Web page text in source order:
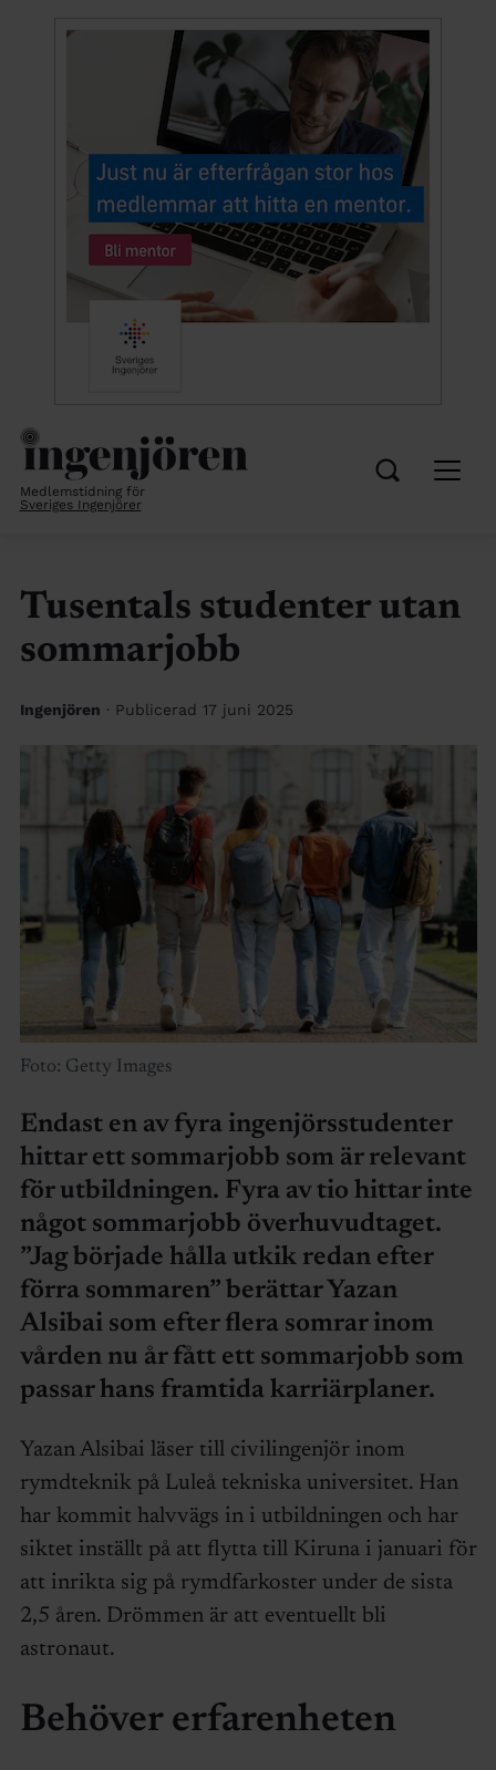
Medlemstidning för
Sveriges Ingenjörer
Tusentals studenter utan
sommarjobb
Ingenjören · Publicerad 17 juni 2025
Foto: Getty Images
Endast en av fyra ingenjörsstudenter
hittar ett sommarjobb som är relevant
för utbildningen. Fyra av tio hittar inte
något sommarjobb överhuvudtaget.
”Jag började hålla utkik redan efter
förra sommaren” berättar Yazan
Alsibai som efter flera somrar inom
vården nu år fått ett sommarjobb som
passar hans framtida karriärplaner.
Yazan Alsibai läser till civilingenjör inom
rymdteknik på Luleå tekniska universitet. Han
har kommit halvvägs in i utbildningen och har
siktet inställt på att flytta till Kiruna i januari för
att inrikta sig på rymdfarkoster under de sista
2,5 åren. Drömmen är att eventuellt bli
astronaut.
Behöver erfarenheten